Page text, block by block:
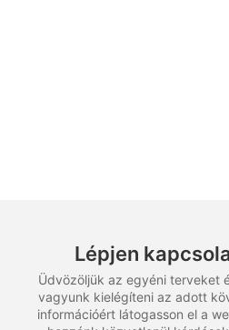
Lépjen
Üdvözöljük az egyéni terveket
vagyunk kielégíteni az adott
információért látogasson el a